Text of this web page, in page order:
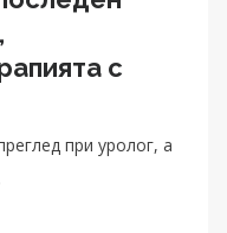
с
при уролог, а